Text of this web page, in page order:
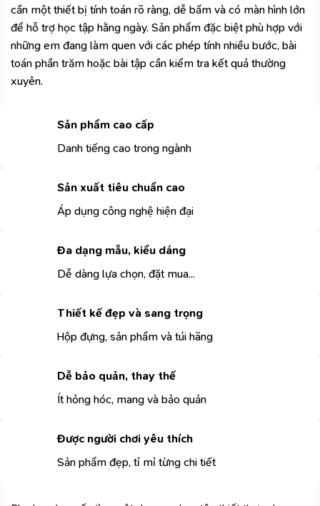
cần một thiết bị tính toán rõ ràng, dễ bấm và có màn hình lớn
để hỗ trợ học tập hằng ngày. Sản phẩm đặc biệt phù hợp với
những em đang làm quen với các phép tính nhiều bước, bài
toán phần trăm hoặc bài tập cần kiểm tra kết quả thường
xuyên.
Sản phẩm cao cấp
Danh tiếng cao trong ngành
Sản xuất tiêu chuẩn cao
Áp dụng công nghệ hiện đại
Đa dạng mẫu, kiểu dáng
Dễ dàng lựa chọn, đặt mua...
Thiết kế đẹp và sang trọng
Hộp đựng, sản phẩm và túi hãng
Dễ bảo quản, thay thế
Ít hỏng hóc, mang và bảo quản
Được người chơi yêu thích
Sản phẩm đẹp, tỉ mỉ từng chi tiết